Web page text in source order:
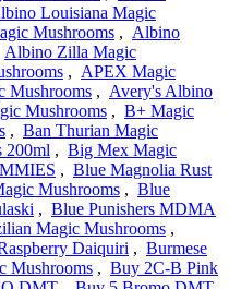
Louisiana Magic
Mushrooms , Albino
Albino Zilla Magic
, APEX Magic
Mushrooms , Avery's Albino
Mushrooms , B+ Magic
, Ban Thurian Magic
200ml , Big Mex Magic
, Blue Magnolia Rust
Mushrooms , Blue
, Blue Punishers MDMA
Magic Mushrooms ,
Daiquiri , Burmese
Mushrooms , Buy 2C-B Pink